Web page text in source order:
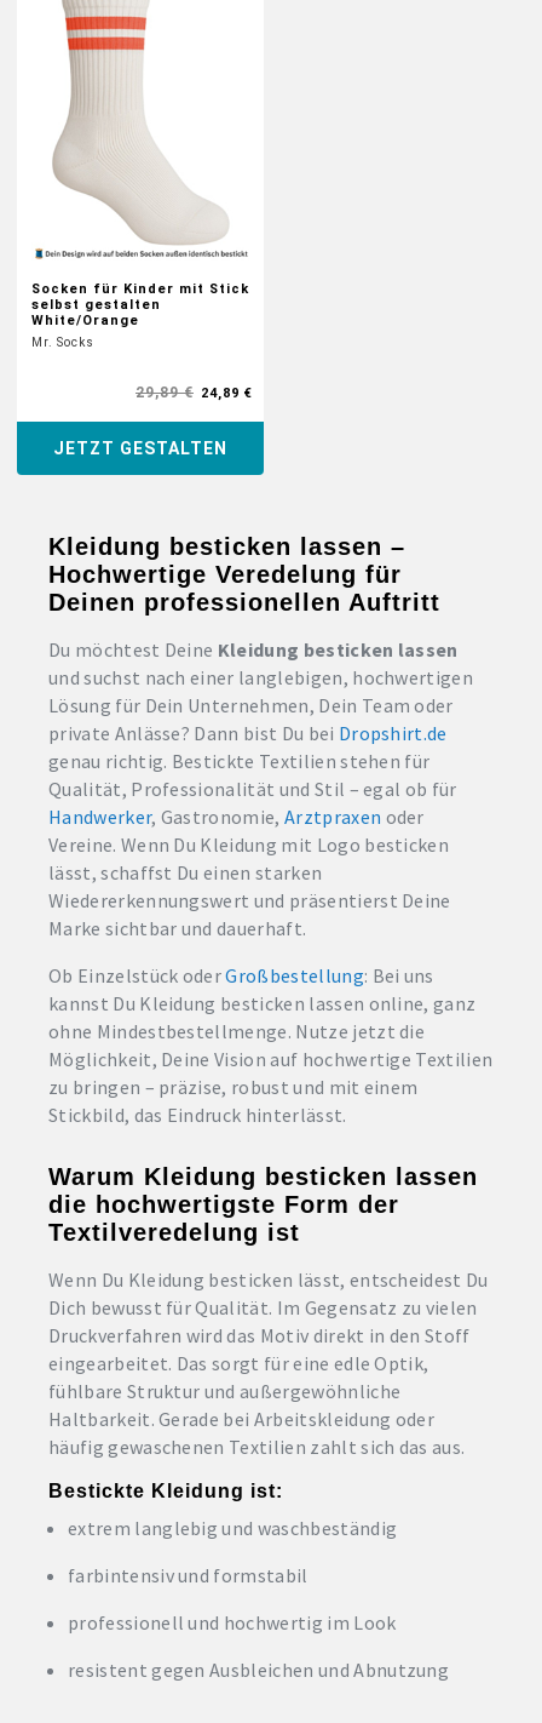
Socken für Kinder mit Stick
selbst gestalten
White/Orange
Mr. Socks
29,89 € 24,89 €
JETZT GESTALTEN
Kleidung besticken lassen –
Hochwertige Veredelung für
Deinen professionellen Auftritt
Du möchtest Deine Kleidung besticken lassen
und suchst nach einer langlebigen, hochwertigen
Lösung für Dein Unternehmen, Dein Team oder
private Anlässe? Dann bist Du bei Dropshirt.de
genau richtig. Bestickte Textilien stehen für
Qualität, Professionalität und Stil – egal ob für
Handwerker, Gastronomie,Arztpraxen oder
Vereine. Wenn Du Kleidung mit Logo besticken
lässt, schaffst Du einen starken
Wiedererkennungswert und präsentierst Deine
Marke sichtbar und dauerhaft.
Ob Einzelstück oderGroßbestellung: Bei uns
kannst Du Kleidung besticken lassen online, ganz
ohne Mindestbestellmenge. Nutze jetzt die
Möglichkeit, Deine Vision auf hochwertige Textilien
zu bringen – präzise, robust und mit einem
Stickbild, das Eindruck hinterlässt.
Warum Kleidung besticken lassen
die hochwertigste Form der
Textilveredelung ist
Wenn Du Kleidung besticken lässt, entscheidest Du
Dich bewusst für Qualität. Im Gegensatz zu vielen
Druckverfahren wird das Motiv direkt in den Stoff
eingearbeitet. Das sorgt für eine edle Optik,
fühlbare Struktur und außergewöhnliche
Haltbarkeit. Gerade bei Arbeitskleidung oder
häufig gewaschenen Textilien zahlt sich das aus.
Bestickte Kleidung ist:
extrem langlebig und waschbeständig
farbintensiv und formstabil
professionell und hochwertig im Look
resistent gegen Ausbleichen und Abnutzung